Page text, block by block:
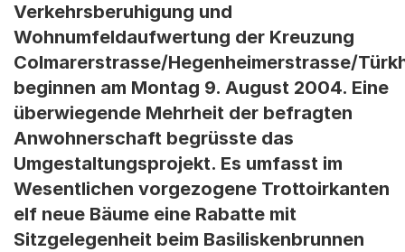
Verkehrsberuhigung und
Wohnumfeldaufwertung der Kreuzung
Colmarerstrasse/Hegenheimerstrasse/
beginnen am Montag 9. August 2004. Eine
überwiegende Mehrheit der befragten
Anwohnerschaft begrüsste das
Umgestaltungsprojekt. Es umfasst im
Wesentlichen vorgezogene Trottoirkanten
elf neue Bäume eine Rabatte mit
Sitzgelegenheit beim Basiliskenbrunnen